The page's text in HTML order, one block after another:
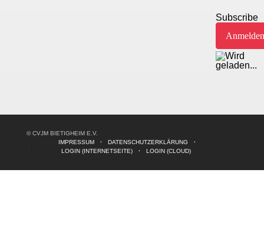
Subscribe
© CVJM BIETIGHEIM E.V.
IMPRESSUM
DATENSCHUTZERKLÄRUNG
LOGIN (INTERNETSEITE)
LOGIN (CLOUD)